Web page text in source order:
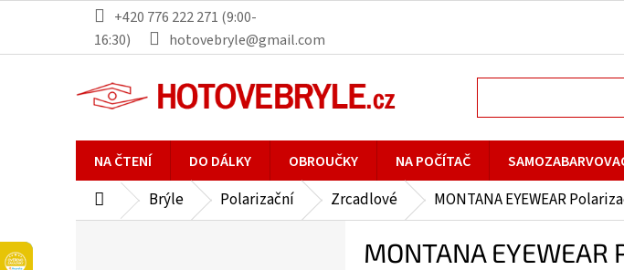
obsah
+420 776 222 271 (9:00-
16:30)
hotovebryle@gmail.com
NA ČTENÍ DO DÁLKY OBROUČKY NA POČÍTAČ
DomůBrýle Polarizační Zrcadlové MONTANA EYEWEAR
MONTANA